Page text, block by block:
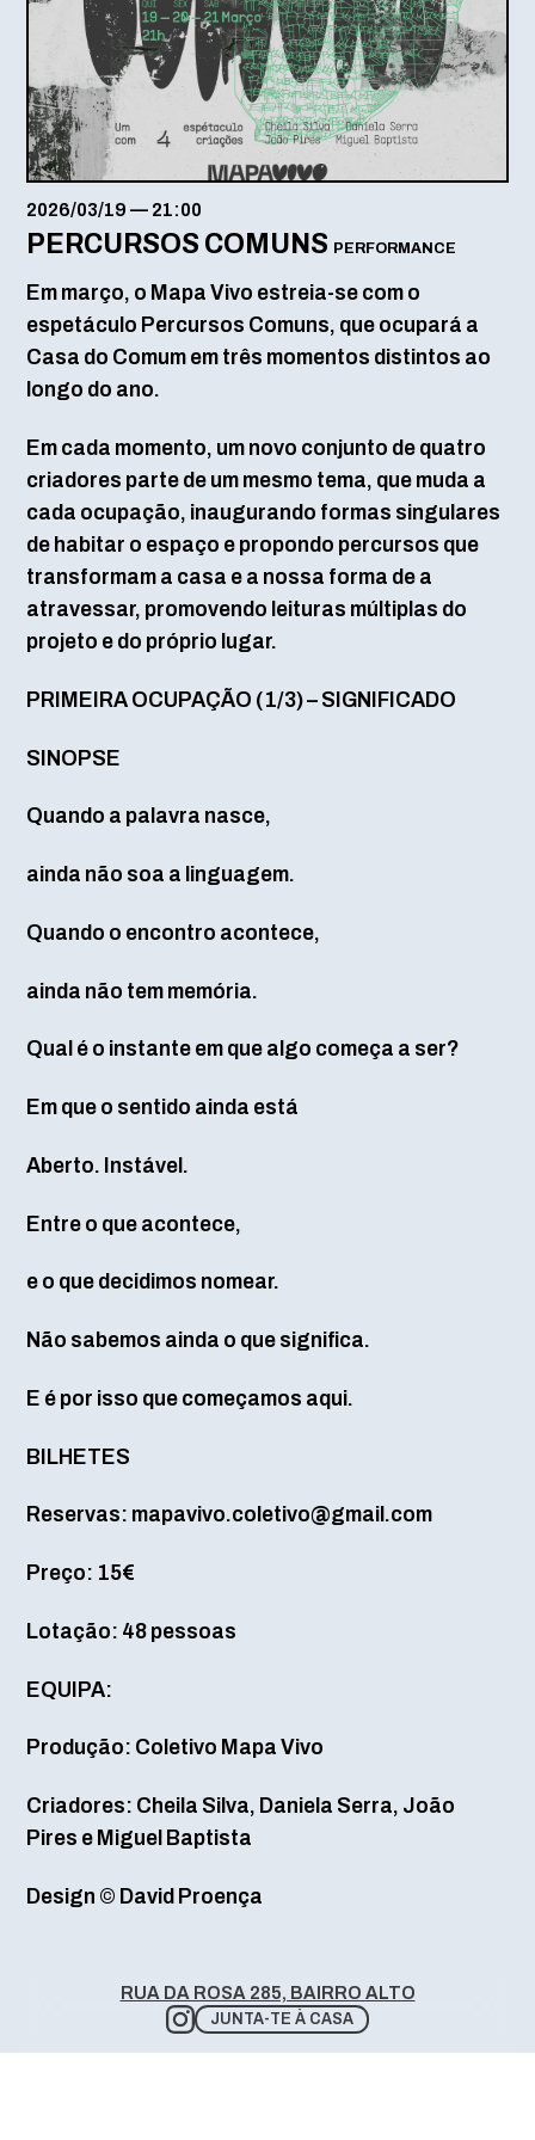
2026/03/19 — 21:00
PERCURSOS COMUNS PERFORMANCE
Em março, o Mapa Vivo estreia-se com o
espetáculo Percursos Comuns, que ocupará a
Casa do Comum em três momentos distintos ao
longo do ano.
Em cada momento, um novo conjunto de quatro
criadores parte de um mesmo tema, que muda a
cada ocupação, inaugurando formas singulares
de habitar o espaço e propondo percursos que
transformam a casa e a nossa forma de a
atravessar, promovendo leituras múltiplas do
projeto e do próprio lugar.
PRIMEIRA OCUPAÇÃO (1/3) – SIGNIFICADO
SINOPSE
Quando a palavra nasce,
ainda não soa a linguagem.
Quando o encontro acontece,
ainda não tem memória.
Qual é o instante em que algo começa a ser?
Em que o sentido ainda está
Aberto. Instável.
Entre o que acontece,
e o que decidimos nomear.
Não sabemos ainda o que significa.
E é por isso que começamos aqui.
BILHETES
Reservas: mapavivo.coletivo@gmail.com
Preço: 15€
Lotação: 48 pessoas
EQUIPA:
Produção: Coletivo Mapa Vivo
Criadores: Cheila Silva, Daniela Serra, João
Pires e Miguel Baptista
Design © David Proença
RUA DA ROSA 285, BAIRRO ALTO
JUNTA-TE À CASA